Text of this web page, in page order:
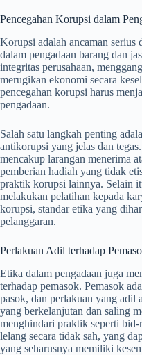
Pencegahan Korupsi dalam
Korupsi adalah ancaman serius
dalam pengadaan barang dan
integritas perusahaan,
merugikan ekonomi secara
pencegahan korupsi harus
pengadaan.
Salah satu langkah penting
antikorupsi yang jelas dan
mencakup larangan menerima
pemberian hadiah yang tidak
praktik korupsi lainnya. Selain
melakukan pelatihan kepada
korupsi, standar etika yang
pelanggaran.
Perlakuan Adil terhadap
Etika dalam pengadaan juga
terhadap pemasok. Pemasok
pasok, dan perlakuan yang adil
yang berkelanjutan dan saling
menghindari praktik seperti
lelang secara tidak sah, yang
yang seharusnya memiliki